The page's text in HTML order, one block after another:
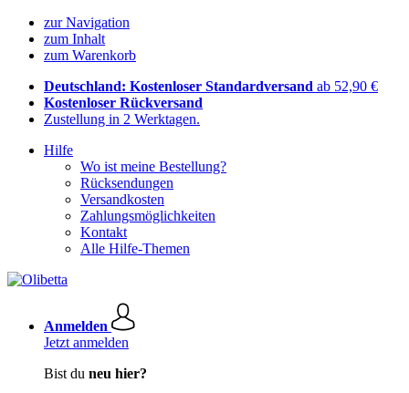
zur Navigation
zum Inhalt
zum Warenkorb
Deutschland: Kostenloser Standardversand ab 52,90 €
Kostenloser Rückversand
Zustellung in 2 Werktagen.
Hilfe
Wo ist meine Bestellung?
Rücksendungen
Versandkosten
Zahlungsmöglichkeiten
Kontakt
Alle Hilfe-Themen
Anmelden
Jetzt anmelden
Bist du neu hier?